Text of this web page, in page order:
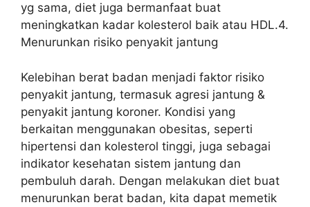
yg sama, diet juga bermanfaat buat
meningkatkan kadar kolesterol baik atau HDL.4.
Menurunkan risiko penyakit jantung
Kelebihan berat badan menjadi faktor risiko
penyakit jantung, termasuk agresi jantung &
penyakit jantung koroner. Kondisi yang
berkaitan menggunakan obesitas, seperti
hipertensi dan kolesterol tinggi, juga sebagai
indikator kesehatan sistem jantung dan
pembuluh darah. Dengan melakukan diet buat
menurunkan berat badan, kita dapat memetik